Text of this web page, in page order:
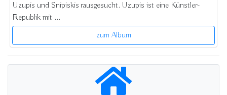
Uzupis und Snipiskis rausgesucht. Uzupis ist eine Künstler-
Republik mit ...
zum Album